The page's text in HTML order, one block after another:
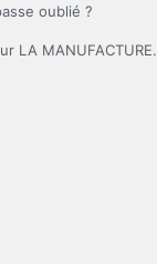
oublié ?
LA MANUFACTURE.